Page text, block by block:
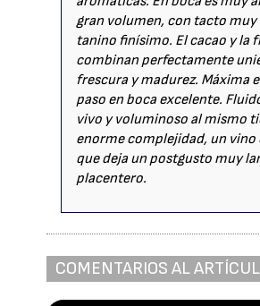
gran volumen, con tacto muy
tanino finísimo. El cacao y la
combinan perfectamente
frescura y madurez. Máxima
paso en boca excelente.
vivo y voluminoso al mismo
enorme complejidad, un vino
que deja un postgusto muy
placentero.
COMENTARIOS AL